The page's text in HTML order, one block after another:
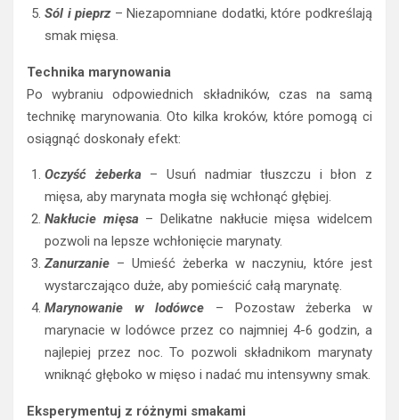
Sól i pieprz – Niezapomniane dodatki, które podkreślają
smak mięsa.
Technika marynowania
Po wybraniu odpowiednich składników, czas na samą
technikę marynowania. Oto kilka kroków, które pomogą ci
osiągnąć doskonały efekt:
Oczyść żeberka – Usuń nadmiar tłuszczu i błon z
mięsa, aby marynata mogła się wchłonąć głębiej.
Nakłucie mięsa – Delikatne nakłucie mięsa widelcem
pozwoli na lepsze wchłonięcie marynaty.
Zanurzanie – Umieść żeberka w naczyniu, które jest
wystarczająco duże, aby pomieścić całą marynatę.
Marynowanie w lodówce – Pozostaw żeberka w
marynacie w lodówce przez co najmniej 4-6 godzin, a
najlepiej przez noc. To pozwoli składnikom marynaty
wniknąć głęboko w mięso i nadać mu intensywny smak.
Eksperymentuj z różnymi smakami